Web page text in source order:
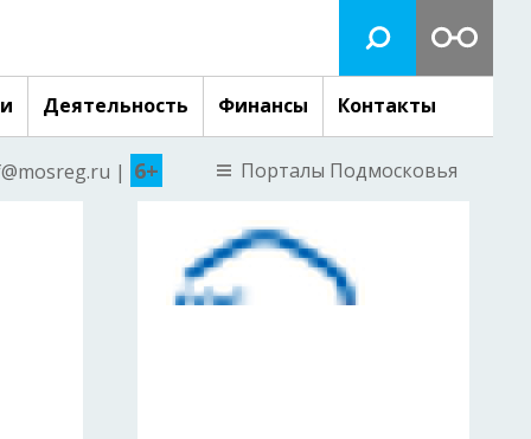
Деятельность Финансы Контакты
| 6+ Порталы Подмосковья